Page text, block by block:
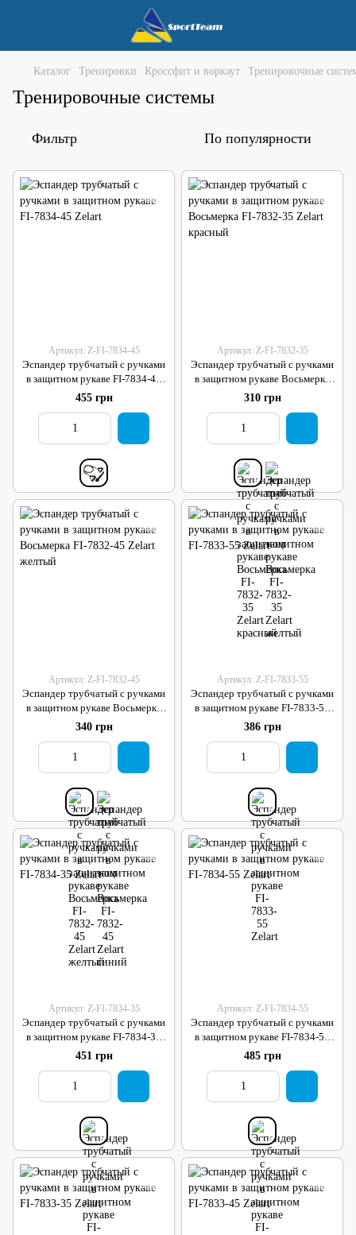
Каталог Тренировки Кроссфит и воркаут Тренировочные
Тренировочные системы
Фильтр По популярности
Артикул: Z-FI-7834-45
Эспандер трубчатый с ручками
в защитном рукаве FI-7834-45
Zelart
455 грн
Артикул: Z-FI-7832-35
Эспандер трубчатый с ручками
в защитном рукаве Восьмерка
FI-7832-35 Zelart красный
310 грн
Артикул: Z-FI-7832-45
Эспандер трубчатый с ручками
в защитном рукаве Восьмерка
FI-7832-45 Zelart желтый
340 грн
Артикул: Z-FI-7833-55
Эспандер трубчатый с ручками
в защитном рукаве FI-7833-55
Zelart
386 грн
Артикул: Z-FI-7834-35
Эспандер трубчатый с ручками
в защитном рукаве FI-7834-35
Zelart
451 грн
Артикул: Z-FI-7834-55
Эспандер трубчатый с ручками
в защитном рукаве FI-7834-55
Zelart
485 грн